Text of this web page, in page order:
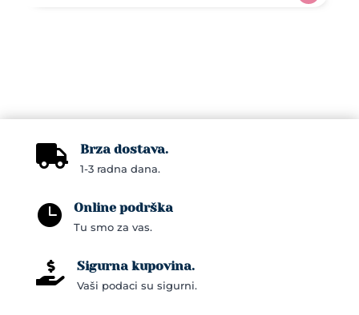
 Brza dostava.
1-3 radna dana.
 Online podrška
Tu smo za vas.
 Sigurna kupovina.
Vaši podaci su sigurni.